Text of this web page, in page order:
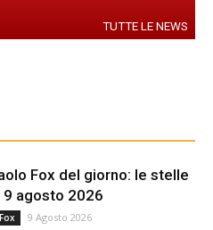
TUTTE LE NEWS
Fox del giorno: le stelle
agosto 2026
9 Agosto 2026